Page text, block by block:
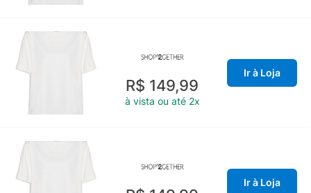
R$ 149,99
à vista ou até 2x
Ir à Loja
Ir à Loja